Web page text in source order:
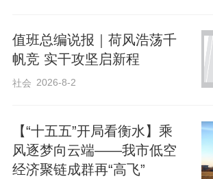
值班总编说报｜荷风浩荡千
帆竞 实干攻坚启新程
社会 2026-8-2
【“十五五”开局看衡水】乘
风逐梦向云端——我市低空
经济聚链成群再“高飞”